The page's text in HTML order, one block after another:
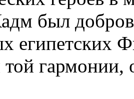
был
египетских
той